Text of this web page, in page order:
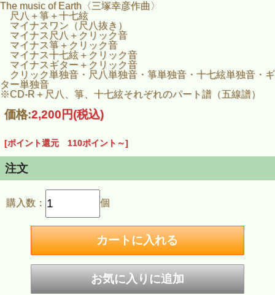
The music of Earth〈三塚幸彦作曲〉
尺八＋箏＋十七絃
マイナスワン（尺八抜き）
マイナス尺八＋クリック音
マイナス箏＋クリック音
マイナス十七絃＋クリック音
マイナスギター＋クリック音
クリック単独音・尺八単独音・箏単独音・十七絃単独音・ギ
ター単独音
※CD-R＋尺八、箏、十七絃それぞれのパート譜（五線譜）
価格:2,200円(税込)
[ポイント還元 110ポイント～]
注文
購入数： 個